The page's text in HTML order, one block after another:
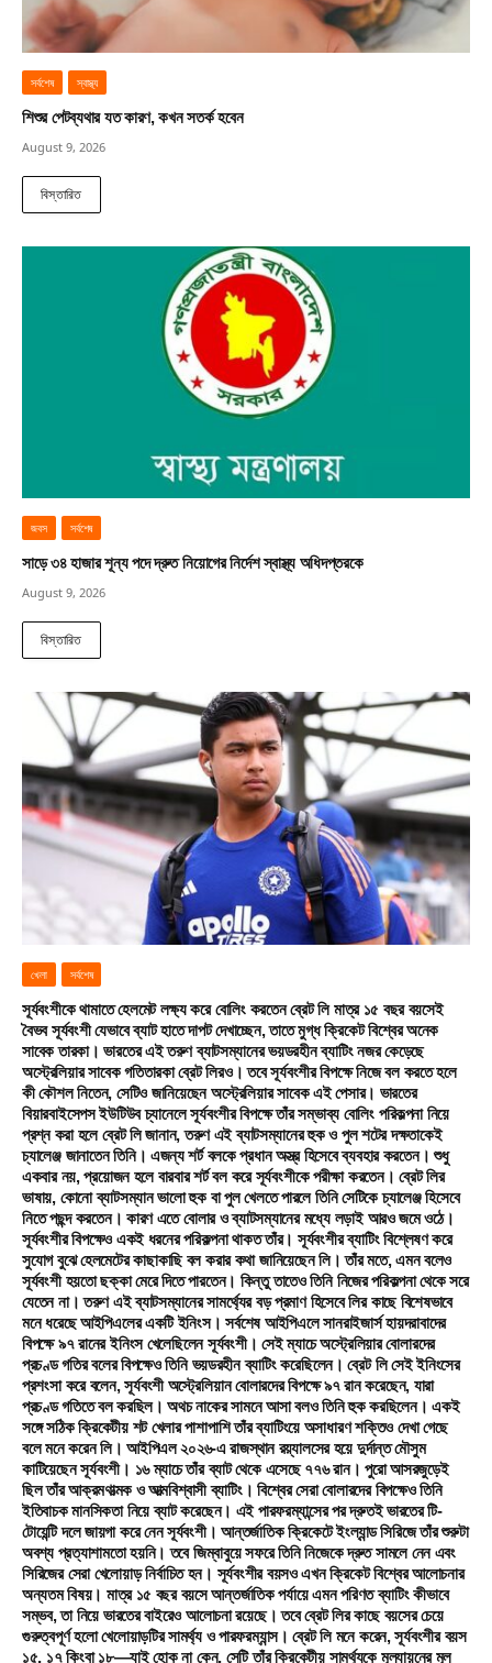
সর্বশেষ স্বাস্থ্য
শিশুর পেটব্যথার যত কারণ, কখন সতর্ক হবেন
August 9, 2026
বিস্তারিত
জবস সর্বশেষ
সাড়ে ৩৪ হাজার শূন্য পদে দ্রুত নিয়োগের নির্দেশ স্বাস্থ্য অধিদপ্তরকে
August 9, 2026
বিস্তারিত
খেলা সর্বশেষ
সূর্যবংশীকে থামাতে হেলমেট লক্ষ্য করে বোলিং করতেন ব্রেট লি মাত্র ১৫ বছর বয়সেই
বৈভব সূর্যবংশী যেভাবে ব্যাট হাতে দাপট দেখাচ্ছেন, তাতে মুগ্ধ ক্রিকেট বিশ্বের অনেক
সাবেক তারকা। ভারতের এই তরুণ ব্যাটসম্যানের ভয়ডরহীন ব্যাটিং নজর কেড়েছে
অস্ট্রেলিয়ার সাবেক গতিতারকা ব্রেট লিরও। তবে সূর্যবংশীর বিপক্ষে নিজে বল করতে হলে
কী কৌশল নিতেন, সেটিও জানিয়েছেন অস্ট্রেলিয়ার সাবেক এই পেসার। ভারতের
বিয়ারবাইসেপস ইউটিউব চ্যানেলে সূর্যবংশীর বিপক্ষে তাঁর সম্ভাব্য বোলিং পরিকল্পনা নিয়ে
প্রশ্ন করা হলে ব্রেট লি জানান, তরুণ এই ব্যাটসম্যানের হুক ও পুল শটের দক্ষতাকেই
চ্যালেঞ্জ জানাতেন তিনি। এজন্য শর্ট বলকে প্রধান অস্ত্র হিসেবে ব্যবহার করতেন। শুধু
একবার নয়, প্রয়োজন হলে বারবার শর্ট বল করে সূর্যবংশীকে পরীক্ষা করতেন। ব্রেট লির
ভাষায়, কোনো ব্যাটসম্যান ভালো হুক বা পুল খেলতে পারলে তিনি সেটিকে চ্যালেঞ্জ হিসেবে
নিতে পছন্দ করতেন। কারণ এতে বোলার ও ব্যাটসম্যানের মধ্যে লড়াই আরও জমে ওঠে।
সূর্যবংশীর বিপক্ষেও একই ধরনের পরিকল্পনা থাকত তাঁর। সূর্যবংশীর ব্যাটিং বিশ্লেষণ করে
সুযোগ বুঝে হেলমেটের কাছাকাছি বল করার কথা জানিয়েছেন লি। তাঁর মতে, এমন বলেও
সূর্যবংশী হয়তো ছক্কা মেরে দিতে পারতেন। কিন্তু তাতেও তিনি নিজের পরিকল্পনা থেকে সরে
যেতেন না। তরুণ এই ব্যাটসম্যানের সামর্থ্যের বড় প্রমাণ হিসেবে লির কাছে বিশেষভাবে
মনে ধরেছে আইপিএলের একটি ইনিংস। সর্বশেষ আইপিএলে সানরাইজার্স হায়দরাবাদের
বিপক্ষে ৯৭ রানের ইনিংস খেলেছিলেন সূর্যবংশী। সেই ম্যাচে অস্ট্রেলিয়ার বোলারদের
প্রচণ্ড গতির বলের বিপক্ষেও তিনি ভয়ডরহীন ব্যাটিং করেছিলেন। ব্রেট লি সেই ইনিংসের
প্রশংসা করে বলেন, সূর্যবংশী অস্ট্রেলিয়ান বোলারদের বিপক্ষে ৯৭ রান করেছেন, যারা
প্রচণ্ড গতিতে বল করছিল। অথচ নাকের সামনে আসা বলও তিনি হুক করছিলেন। একই
সঙ্গে সঠিক ক্রিকেটীয় শট খেলার পাশাপাশি তাঁর ব্যাটিংয়ে অসাধারণ শক্তিও দেখা গেছে
বলে মনে করেন লি। আইপিএল ২০২৬-এ রাজস্থান রয়্যালসের হয়ে দুর্দান্ত মৌসুম
কাটিয়েছেন সূর্যবংশী। ১৬ ম্যাচে তাঁর ব্যাট থেকে এসেছে ৭৭৬ রান। পুরো আসরজুড়েই
ছিল তাঁর আক্রমণাত্মক ও আত্মবিশ্বাসী ব্যাটিং। বিশ্বের সেরা বোলারদের বিপক্ষেও তিনি
ইতিবাচক মানসিকতা নিয়ে ব্যাট করেছেন। এই পারফরম্যান্সের পর দ্রুতই ভারতের টি-
টোয়েন্টি দলে জায়গা করে নেন সূর্যবংশী। আন্তর্জাতিক ক্রিকেটে ইংল্যান্ড সিরিজে তাঁর শুরুটা
অবশ্য প্রত্যাশামতো হয়নি। তবে জিম্বাবুয়ে সফরে তিনি নিজেকে দ্রুত সামলে নেন এবং
সিরিজের সেরা খেলোয়াড় নির্বাচিত হন। সূর্যবংশীর বয়সও এখন ক্রিকেট বিশ্বের আলোচনার
অন্যতম বিষয়। মাত্র ১৫ বছর বয়সে আন্তর্জাতিক পর্যায়ে এমন পরিণত ব্যাটিং কীভাবে
সম্ভব, তা নিয়ে ভারতের বাইরেও আলোচনা রয়েছে। তবে ব্রেট লির কাছে বয়সের চেয়ে
গুরুত্বপূর্ণ হলো খেলোয়াড়টির সামর্থ্য ও পারফরম্যান্স। ব্রেট লি মনে করেন, সূর্যবংশীর বয়স
১৫, ১৭ কিংবা ১৮—যাই হোক না কেন, সেটি তাঁর ক্রিকেটীয় সামর্থ্যকে মূল্যায়নের মূল